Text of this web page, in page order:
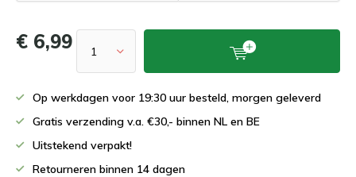
€ 6,99
Op werkdagen voor 19:30 uur besteld, morgen geleverd
Gratis verzending v.a. €30,- binnen NL en BE
Uitstekend verpakt!
Retourneren binnen 14 dagen